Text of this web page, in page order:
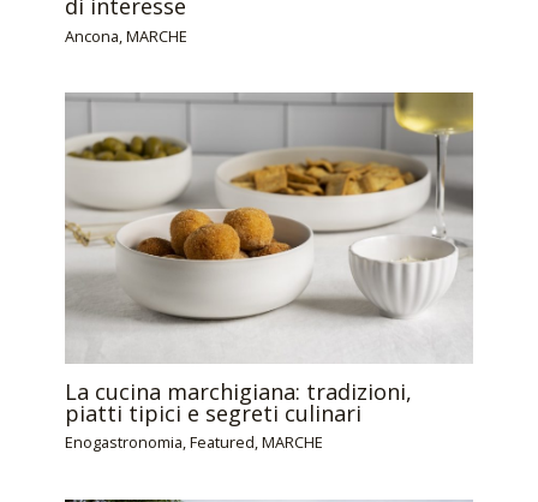
di interesse
Ancona,MARCHE
La cucina marchigiana: tradizioni,
piatti tipici e segreti culinari
Enogastronomia,Featured,MARCHE